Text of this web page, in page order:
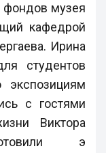
фондов музея
кафедрой
Ирина
студентов
экспозициям
с гостями
Виктора
э